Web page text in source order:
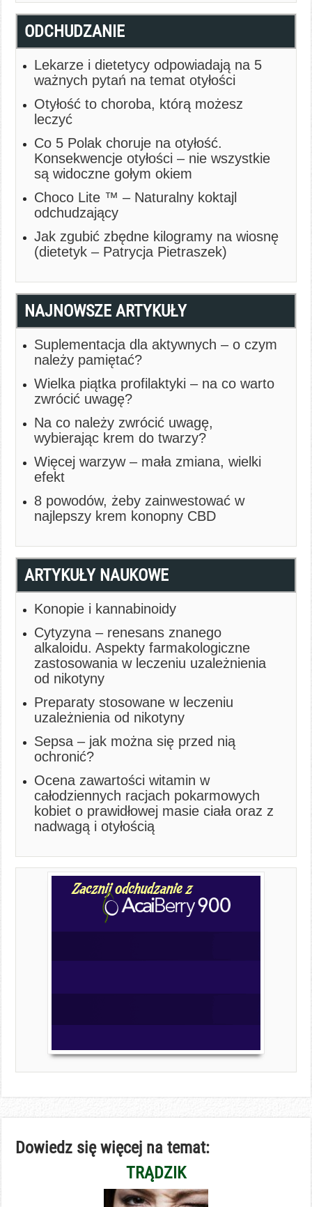
ODCHUDZANIE
Lekarze i dietetycy odpowiadają na 5
ważnych pytań na temat otyłości
Otyłość to choroba, którą możesz
leczyć
Co 5 Polak choruje na otyłość.
Konsekwencje otyłości – nie wszystkie
są widoczne gołym okiem
Choco Lite ™ – Naturalny koktajl
odchudzający
Jak zgubić zbędne kilogramy na wiosnę
(dietetyk – Patrycja Pietraszek)
NAJNOWSZE ARTYKUŁY
Suplementacja dla aktywnych – o czym
należy pamiętać?
Wielka piątka profilaktyki – na co warto
zwrócić uwagę?
Na co należy zwrócić uwagę,
wybierając krem do twarzy?
Więcej warzyw – mała zmiana, wielki
efekt
8 powodów, żeby zainwestować w
najlepszy krem konopny CBD
ARTYKUŁY NAUKOWE
Konopie i kannabinoidy
Cytyzyna – renesans znanego
alkaloidu. Aspekty farmakologiczne
zastosowania w leczeniu uzależnienia
od nikotyny
Preparaty stosowane w leczeniu
uzależnienia od nikotyny
Sepsa – jak można się przed nią
ochronić?
Ocena zawartości witamin w
całodziennych racjach pokarmowych
kobiet o prawidłowej masie ciała oraz z
nadwagą i otyłością
Dowiedz się więcej na temat:
TRĄDZIK